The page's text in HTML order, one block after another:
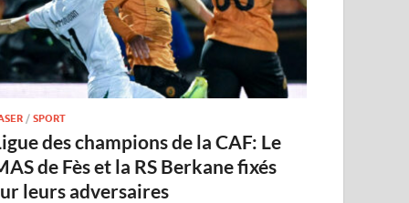
/SPORT
des champions de la CAF: Le
de Fès et la RS Berkane fixés
leurs adversaires